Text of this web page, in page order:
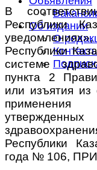
Об издании
О
В
Республики
уведомлениях»,
Республики
системе
пункта 2
или изъятия
применения
Республики
года № 106,